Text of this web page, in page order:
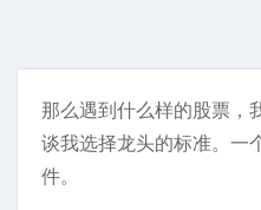
那么遇到什么样的股票，
谈我选择龙头的标准。一
件。